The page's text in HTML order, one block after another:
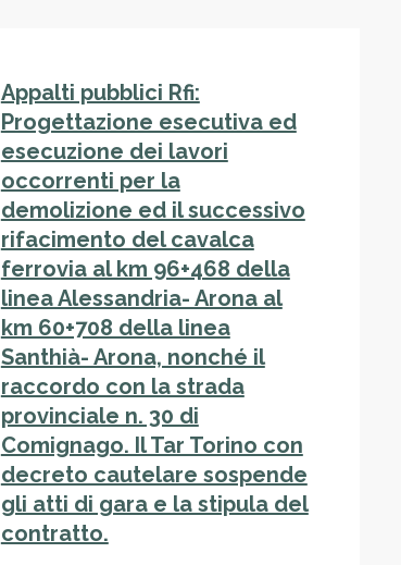
Appalti pubblici Rfi:
Progettazione esecutiva ed
esecuzione dei lavori
occorrenti per la
demolizione ed il successivo
rifacimento del cavalca
ferrovia al km 96+468 della
linea Alessandria- Arona al
km 60+708 della linea
Santhià- Arona, nonché il
raccordo con la strada
provinciale n. 30 di
Comignago. Il Tar Torino con
decreto cautelare sospende
gli atti di gara e la stipula del
contratto.